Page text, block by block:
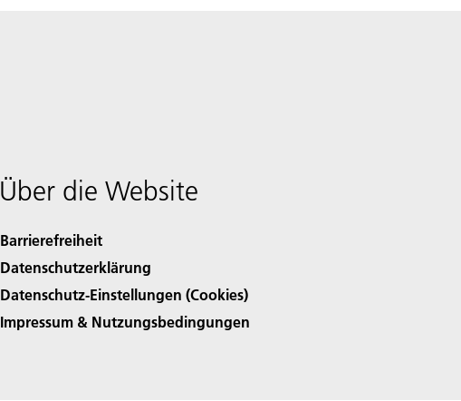
Über die Website
Barrierefreiheit
Datenschutzerklärung
Datenschutz-Einstellungen (Cookies)
Impressum & Nutzungsbedingungen